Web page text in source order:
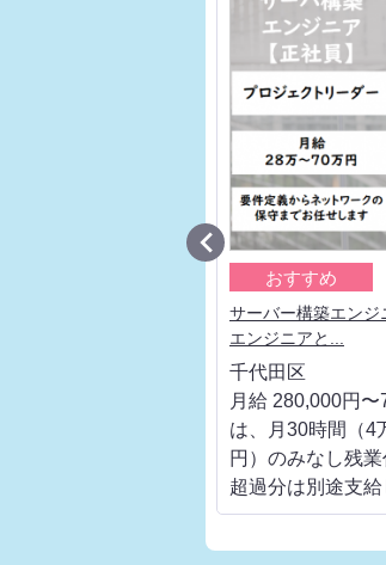
おすすめ
サーバー構築エンジ
エンジニアと...
千代田区
月給 280,000円
は、月30時間（4
円）のみなし残業
超過分は別途支給
